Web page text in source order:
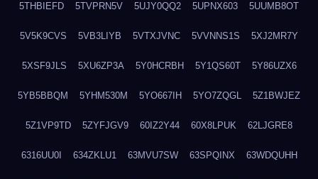
5THBIEFD 5TVPRN5V 5UJY0QQ2 5UPNX603 5UUMB8OT
5V5K9CVS 5VB3LIYB 5VTXJVNC 5VVNNS1S 5XJ2MR7Y
5XSF9JLS 5XU6ZP3A 5Y0HCRBH 5Y1QS60T 5Y86UZX6
5YB5BBQM 5YHM530M 5YO667IH 5YO7ZQGL 5Z1BWJEZ
5Z1VP9TD 5ZYFJGV9 60IZ2Y44 60X8LPUK 62LJGRE8
6316UU0I 634ZKLU1 63MVU7SW 63SPQINX 63WDQUHH